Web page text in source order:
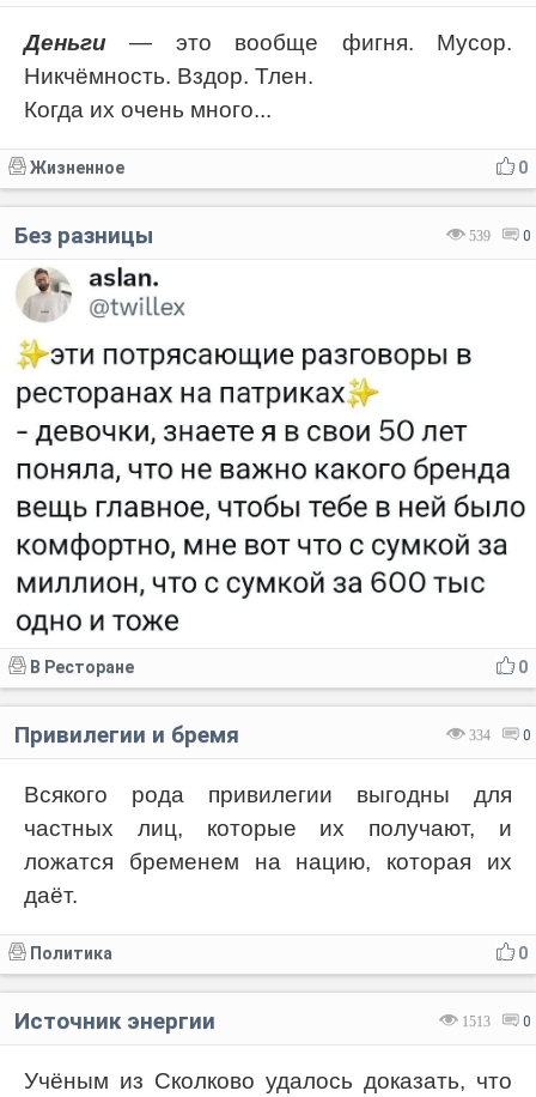
Деньги — это вообще фигня. Мусор.
Никчёмность. Вздор. Тлен.
Когда их очень много...
0
Жизненное
539 0
Без разницы
0
В Ресторане
334 0
Привилегии и бремя
Всякого рода привилегии выгодны для
частных лиц, которые их получают, и
ложатся бременем на нацию, которая их
даёт.
0
Политика
1513 0
Источник энергии
Учёным из Сколково удалось доказать, что